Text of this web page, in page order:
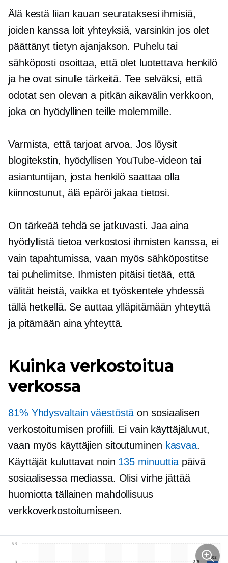
Älä kestä liian kauan seurataksesi ihmisiä,
joiden kanssa loit yhteyksiä, varsinkin jos olet
päättänyt tietyn ajanjakson. Puhelu tai
sähköposti osoittaa, että olet luotettava henkilö
ja he ovat sinulle tärkeitä. Tee selväksi, että
odotat sen olevan a pitkän aikavälin verkkoon,
joka on hyödyllinen teille molemmille.
Varmista, että tarjoat arvoa. Jos löysit
blogitekstin, hyödyllisen YouTube-videon tai
asiantuntijan, josta henkilö saattaa olla
kiinnostunut, älä epäröi jakaa tietosi.
On tärkeää tehdä se jatkuvasti. Jaa aina
hyödyllistä tietoa verkostosi ihmisten kanssa, ei
vain tapahtumissa, vaan myös sähköpostitse
tai puhelimitse. Ihmisten pitäisi tietää, että
välität heistä, vaikka et työskentele yhdessä
tällä hetkellä. Se auttaa ylläpitämään yhteyttä
ja pitämään aina yhteyttä.
Kuinka verkostoitua
verkossa
81% Yhdysvaltain väestöstä on sosiaalisen
verkostoitumisen profiili. Ei vain käyttäjäluvut,
vaan myös käyttäjien sitoutuminen kasvaa.
Käyttäjät kuluttavat noin 135 minuuttia päivä
sosiaalisessa mediassa. Olisi virhe jättää
huomiotta tällainen mahdollisuus
verkkoverkostoitumiseen.